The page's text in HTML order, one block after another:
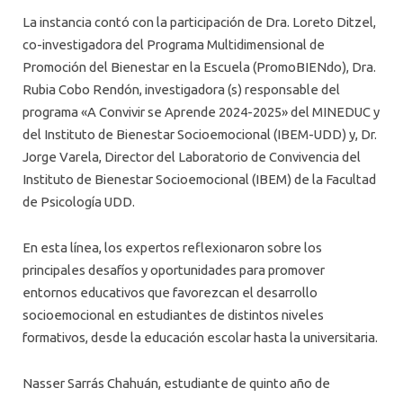
La instancia contó con la participación de Dra. Loreto Ditzel,
co-investigadora del Programa Multidimensional de
Promoción del Bienestar en la Escuela (PromoBIENdo), Dra.
Rubia Cobo Rendón, investigadora (s) responsable del
programa «A Convivir se Aprende 2024-2025» del MINEDUC y
del Instituto de Bienestar Socioemocional (IBEM-UDD) y, Dr.
Jorge Varela, Director del Laboratorio de Convivencia del
Instituto de Bienestar Socioemocional (IBEM) de la Facultad
de Psicología UDD.
En esta línea, los expertos reflexionaron sobre los
principales desafíos y oportunidades para promover
entornos educativos que favorezcan el desarrollo
socioemocional en estudiantes de distintos niveles
formativos, desde la educación escolar hasta la universitaria.
Nasser Sarrás Chahuán, estudiante de quinto año de